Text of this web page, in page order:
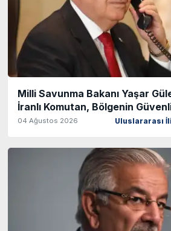
Milli Savunma Bakanı Yaşar
İranlı Komutan, Bölgenin
04 Ağustos 2026 Uluslararası